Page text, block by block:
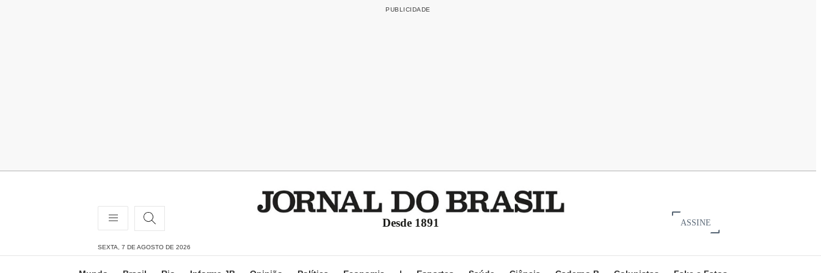
Desde 1891 ASSINE
SEXTA, 7 DE AGOSTO DE 2026